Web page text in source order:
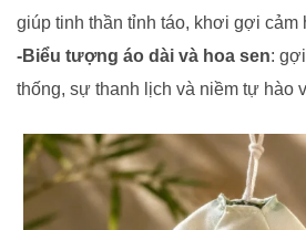
giúp tinh thần tỉnh táo, khơi gợi cảm
-Biểu tượng áo dài và hoa sen:
thống, sự thanh lịch và niềm tự hào